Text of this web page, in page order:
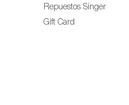
Repuestos Singer
Gift Card